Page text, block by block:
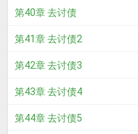
第40章 去讨债
第41章 去讨债2
第42章 去讨债3
第43章 去讨债4
第44章 去讨债5